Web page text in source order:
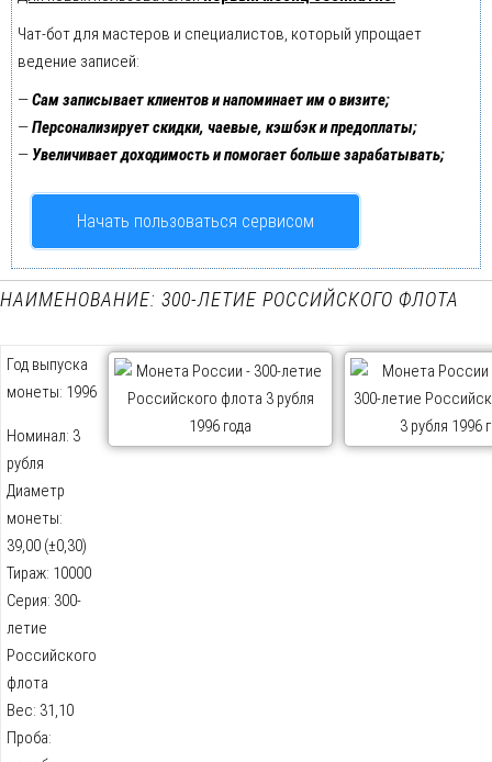
Чат-бот для мастеров и специалистов, который упрощает
ведение записей:
—Сам записывает клиентов и напоминает им о визите;
—Персонализирует скидки, чаевые, кэшбэк и предоплаты;
— Увеличивает доходимость и помогает больше зарабатывать;
Начать пользоваться сервисом
НАИМЕНОВАНИЕ: 300-ЛЕТИЕ РОССИЙСКОГО ФЛОТА
Год выпуска
монеты: 1996
Номинал: 3
рубля
Диаметр
монеты:
39,00 (±0,30)
Тираж: 10000
Серия: 300-
летие
Российского
флота
Вес: 31,10
Проба: